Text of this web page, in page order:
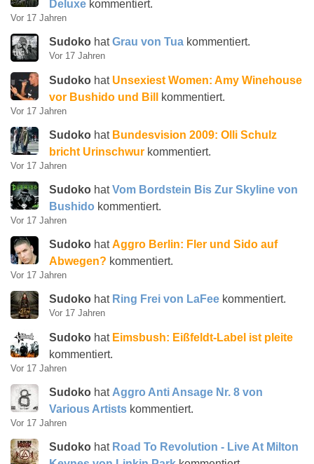
Deluxe kommentiert.
Vor 17 Jahren
Sudoko hatGrau von Tua kommentiert.
Vor 17 Jahren
Sudoko hat Unsexiest Women: Amy Winehouse
vor Bushido und Bill
kommentiert.
Vor 17 Jahren
Sudoko hat Bundesvision 2009: Olli Schulz
bricht Urinschwur kommentiert.
Vor 17 Jahren
Sudoko hatVom Bordstein Bis Zur Skyline von
Bushido kommentiert.
Vor 17 Jahren
Sudoko hatAggro Berlin: Fler und Sido auf
Abwegen? kommentiert.
Vor 17 Jahren
Sudoko hat Ring Frei von LaFee kommentiert.
Vor 17 Jahren
Sudoko hat Eimsbush: Eißfeldt-Label ist pleite
kommentiert.
Vor 17 Jahren
Sudoko hat Aggro Anti Ansage Nr. 8 von
Various Artists kommentiert.
Vor 17 Jahren
Sudoko hat Road To Revolution - Live At Milton